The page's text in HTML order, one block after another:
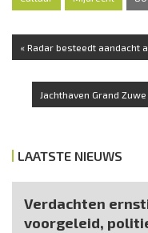
« Radar besteedt aandacht
Jachthaven Grand
LAATSTE NIEUWS
Verdachten
voorgeleid,